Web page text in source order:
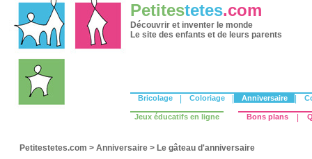
Petitestetes.com
Découvrir et inventer le monde
Le site des enfants et de leurs parents
Bricolage Coloriage Anniversaire
Jeux éducatifs en ligne Bons plans
Petitestetes.com > Anniversaire > Le gâteau d'anniversaire